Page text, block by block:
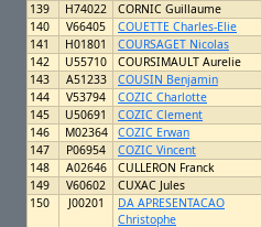
139
H74022 CORNIC Guillaume
140
V66405 COUETTE Charles-Elie
141
H01801 COURSAGET Nicolas
142
U55710 COURSIMAULT Aurelie
143
A51233 COUSIN Benjamin
144
V53794 COZIC Charlotte
145
U50691 COZIC Clement
146
M02364 COZIC Erwan
147
P06954 COZIC Vincent
148
A02646 CULLERON Franck
149
V60602 CUXAC Jules
150
J00201
DA APRESENTACAO
Christophe